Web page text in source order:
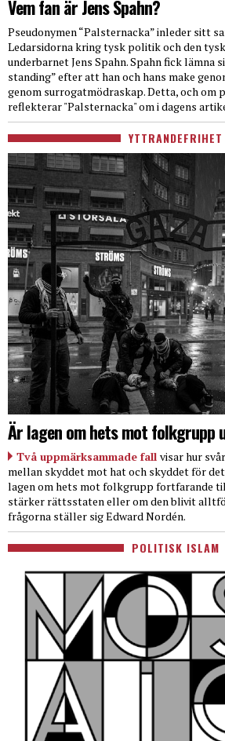
Vem fan är Jens Spahn?
Pseudonymen “Palsternacka” inleder sitt
Ledarsidorna kring tysk politik och den
underbarnet Jens Spahn. Spahn fick lämna
standing” efter att han och hans make
genom surrogatmödraskap. Detta, och om
reflekterar "Palsternacka" om i dagens
YTTRANDEFRIHET
Är lagen om hets mot folkgrupp
Två uppmärksammade fall visar hur
mellan skyddet mot hat och skyddet för
lagen om hets mot folkgrupp fortfarande
stärker rättsstaten eller om den blivit
frågorna ställer sig Edward Nordén.
POLITISK ISLAM